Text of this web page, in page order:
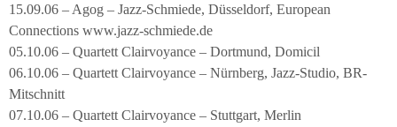
15.09.06 – Agog – Jazz-Schmiede, Düsseldorf, European
Connections www.jazz-schmiede.de
05.10.06 – Quartett Clairvoyance – Dortmund, Domicil
06.10.06 – Quartett Clairvoyance – Nürnberg, Jazz-Studio, BR-
Mitschnitt
07.10.06 – Quartett Clairvoyance – Stuttgart, Merlin